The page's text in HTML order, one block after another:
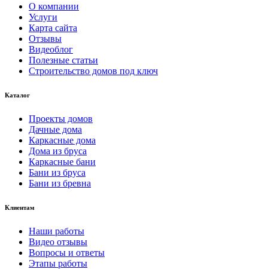
О компании
Услуги
Карта сайта
Отзывы
Видеоблог
Полезные статьи
Строительство домов под ключ
Каталог
Проекты домов
Дачные дома
Каркасные дома
Дома из бруса
Каркасные бани
Бани из бруса
Бани из бревна
Клиентам
Наши работы
Видео отзывы
Вопросы и ответы
Этапы работы